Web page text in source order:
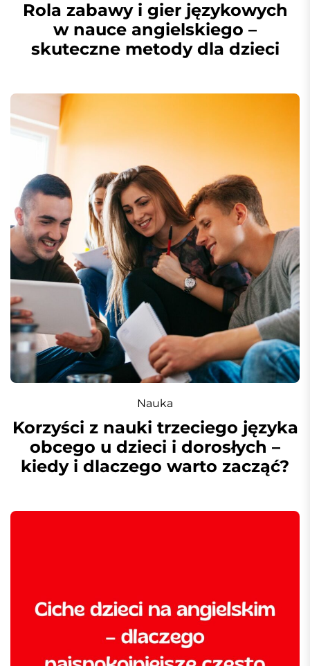
Rola zabawy i gier językowych
w nauce angielskiego –
skuteczne metody dla dzieci
Nauka
Korzyści z nauki trzeciego języka
obcego u dzieci i dorosłych –
kiedy i dlaczego warto zacząć?